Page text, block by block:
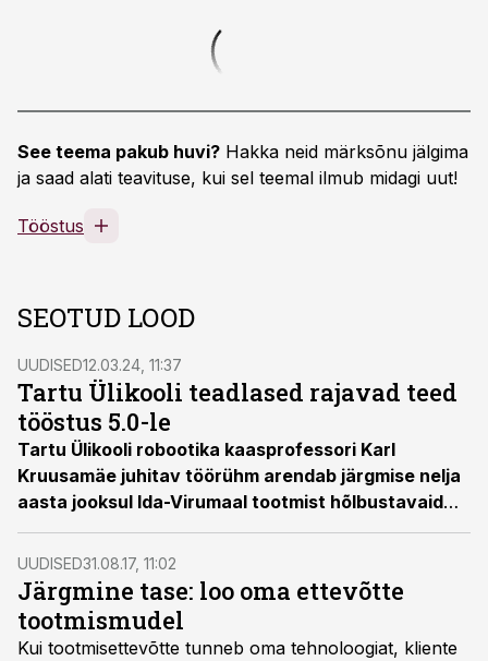
See teema pakub huvi? Hakka neid märksõnu jälgima
ja saad alati teavituse, kui sel teemal ilmub midagi uut!
Tööstus
SEOTUD LOOD
UUDISED12.03.24, 11:37
Tartu Ülikooli teadlased rajavad teed
tööstus 5.0-le
Tartu Ülikooli robootika kaasprofessori Karl
Kruusamäe juhitav töörühm arendab järgmise nelja
aasta jooksul Ida-Virumaal tootmist hõlbustavaid
andmepõhiseid meetodeid, lähtudes tööstussektori
vajadusest. Samuti veab töörühm eest robootika
õppe- ja teadustöövõimaluste loomist Narva
kolledžis.
UUDISED31.08.17, 11:02
Järgmine tase: loo oma ettevõtte
tootmismudel
Kui tootmisettevõtte tunneb oma tehnoloogiat, kliente